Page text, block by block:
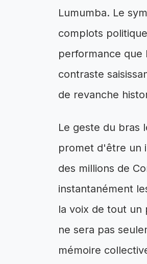
Lumumba. Le
complots
performance que
contraste
de revanche
Le geste du bras
promet d'être un
des millions de
instantanément
la voix de tout un
ne sera pas
mémoire